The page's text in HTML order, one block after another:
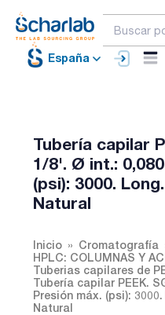
España
Tubería capilar
1/8'. Ø int.:
(psi): 3000.
Natural
Inicio
Cromatografía
HPLC: COLUMNAS Y
Tuberias capilares de
Tubería capilar PEEK.
Presión máx. (psi):
Natural